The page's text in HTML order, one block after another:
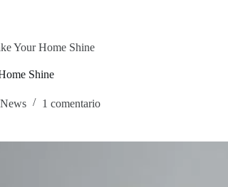
Your Home Shine
Shine
News 1 comentario